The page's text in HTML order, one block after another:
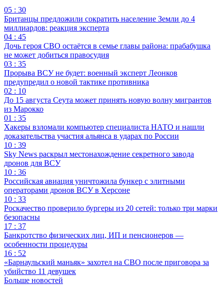
05 : 30
Британцы предложили сократить население Земли до 4
миллиардов: реакция эксперта
04 : 45
Дочь героя СВО остаётся в семье главы района: прабабушка
не может добиться правосудия
03 : 35
Прорыва ВСУ не будет: военный эксперт Леонков
предупредил о новой тактике противника
02 : 10
До 15 августа Сеута может принять новую волну мигрантов
из Марокко
01 : 35
Хакеры взломали компьютер специалиста НАТО и нашли
доказательства участия альянса в ударах по России
10 : 39
Sky News раскрыл местонахождение секретного завода
дронов для ВСУ
10 : 36
Российская авиация уничтожила бункер с элитными
операторами дронов ВСУ в Херсоне
10 : 33
Роскачество проверило бургеры из 20 сетей: только три марки
безопасны
17 : 37
Банкротство физических лиц, ИП и пенсионеров —
особенности процедуры
16 : 52
«Барнаульский маньяк» захотел на СВО после приговора за
убийство 11 девушек
Больше новостей